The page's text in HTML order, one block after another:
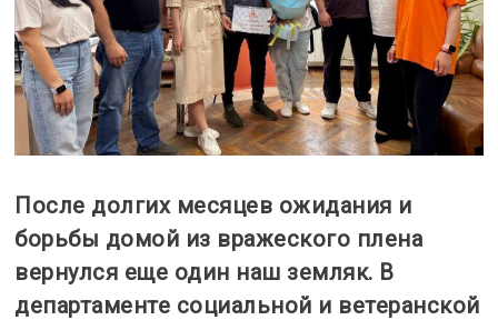
После долгих месяцев ожидания и
борьбы домой из вражеского плена
вернулся еще один наш земляк. В
департаменте социальной и ветеранской